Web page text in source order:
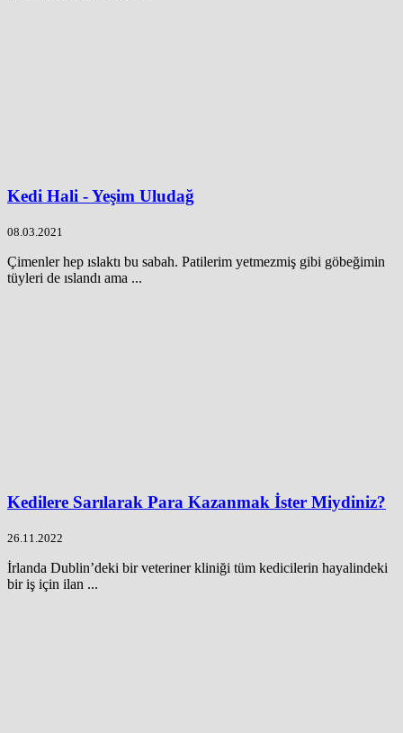
Kedi Hali - Yeşim Uludağ
08.03.2021
Çimenler hep ıslaktı bu sabah. Patilerim yetmezmiş gibi göbeğimin
tüyleri de ıslandı ama ...
Kedilere Sarılarak Para Kazanmak İster Miydiniz?
26.11.2022
İrlanda Dublin’deki bir veteriner kliniği tüm kedicilerin hayalindeki
bir iş için ilan ...